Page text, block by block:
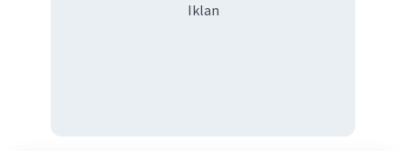
Iklan